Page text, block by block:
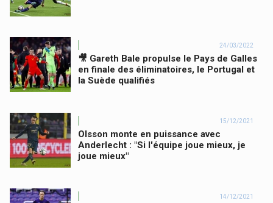
24/03/2022
🎥 Gareth Bale propulse le Pays de Galles
en finale des éliminatoires, le Portugal et
la Suède qualifiés
15/12/2021
Olsson monte en puissance avec
Anderlecht : "Si l'équipe joue mieux, je
joue mieux"
14/12/2021